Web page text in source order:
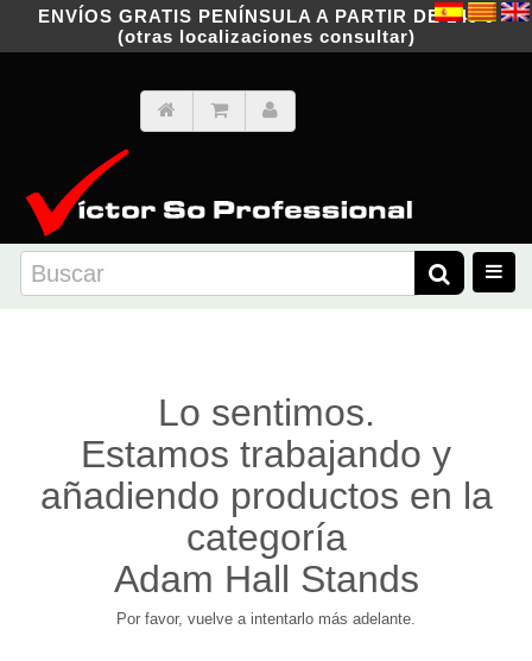
ENVÍOS GRATIS PENÍNSULA A PARTIR DE 149 €
(otras localizaciones consultar)
Lo sentimos.
Estamos trabajando y
añadiendo productos en la
categoría
Adam Hall Stands
Por favor, vuelve a intentarlo más adelante.